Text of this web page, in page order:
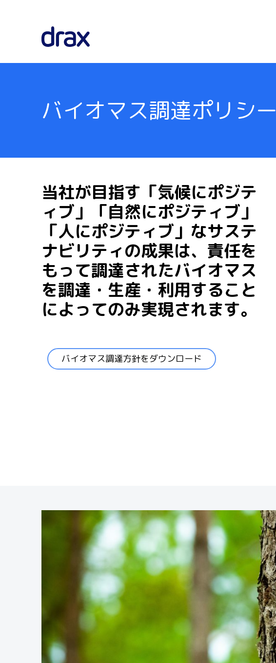
バイオマス調達ポリシー
当社が目指す「気候にポジテ
ィブ」「自然にポジティブ」
「人にポジティブ」なサステ
ナビリティの成果は、責任を
もって調達されたバイオマス
を調達・生産・利用すること
によってのみ実現されます。
バイオマス調達方針をダウンロード